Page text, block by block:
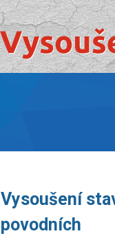
Vysoušení
povodních